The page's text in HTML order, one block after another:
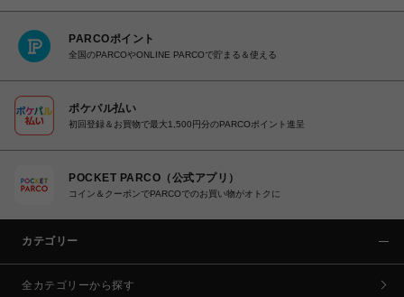
PARCOポイント
全国のPARCOやONLINE PARCOで貯まる＆使える
ポケパル払い
初回登録＆お買物で最大1,500円分のPARCOポイント進呈
POCKET PARCO（公式アプリ）
コイン＆クーポンでPARCOでのお買い物がオトクに
カテゴリー
全カテゴリーから探す